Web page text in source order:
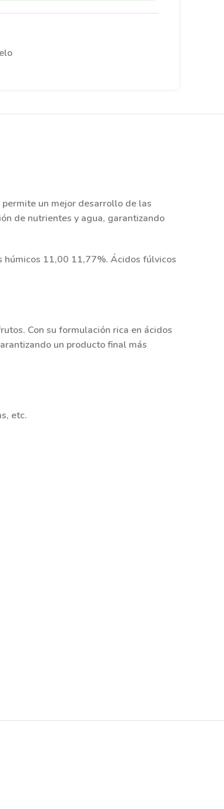
un mejor desarrollo de las
de nutrientes y agua, garantizando
11,00 11,77%. Ácidos fúlvicos
Con su formulación rica en ácidos
un producto final más
etc.